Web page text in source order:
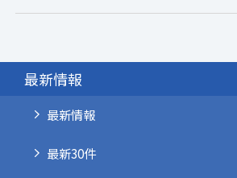
最新情報
最新情報
最新30件